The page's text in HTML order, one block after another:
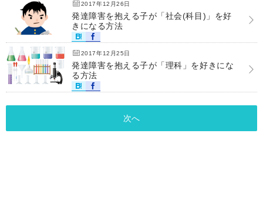
2017年12月26日
発達障害を抱える子が「社会(科目)」を好
きになる方法
2017年12月25日
発達障害を抱える子が「理科」を好きにな
る方法
次へ